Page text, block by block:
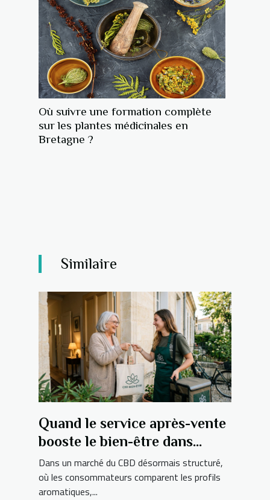
Où suivre une formation complète
sur les plantes médicinales en
Bretagne ?
Similaire
Quand le service après-vente
booste le bien-être dans
l’univers de la livraison cbd
Dans un marché du CBD désormais structuré,
où les consommateurs comparent les profils
aromatiques,...